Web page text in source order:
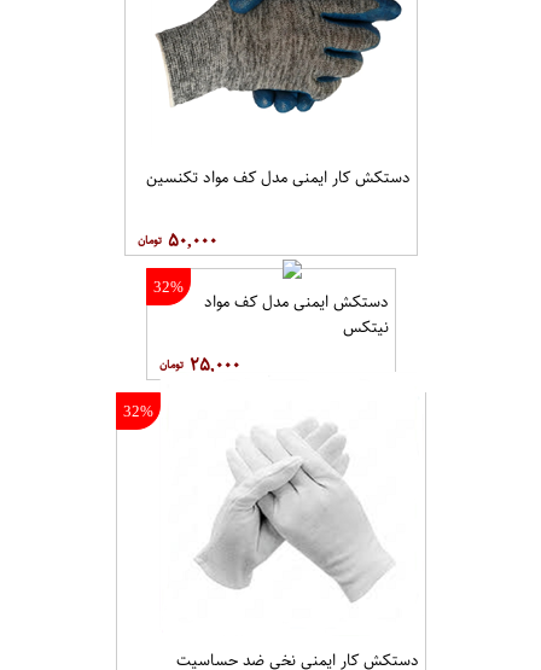
دستکش کار ایمنی مدل کف مواد تکنسین
۵۰,۰۰۰
32%
دستکش ایمنی مدل کف مواد
نیتکس
۲۵,۰۰۰
32%
دستکش کار ایمنی نخی ضد حساسیت